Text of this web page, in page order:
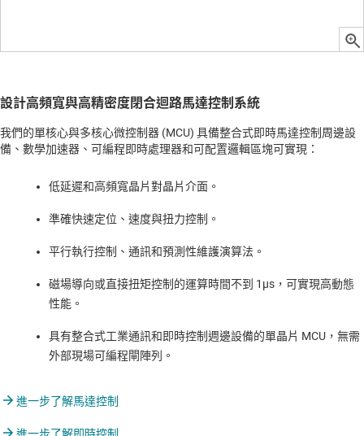
設計高頻寬與高精密度閉合迴路馬達控制系統
我們的單核心與多核心微控制器 (MCU) 具備整合式即時馬達控制周邊設
備、數學加速器、可編程即時處理器和可配置邏輯區塊可實現：
低延遲和高頻寬晶片對晶片介面。
準確快速定位、速度與扭力控制。
平行執行控制、通訊和預測性維護演算法。
磁場導向或直接扭矩控制的運算時間不到 1µs，可實現高動態
性能。
具有整合式工業通訊和即時控制週邊設備的單晶片 MCU，無需
外部現場可編程閘陣列。
進一步了解馬達控制